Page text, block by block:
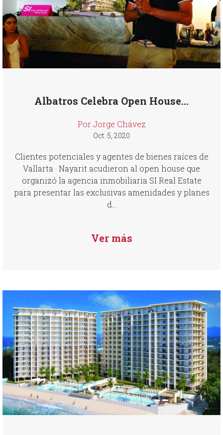
Albatros Celebra Open House...
Por Jorge Chávez
Oct. 5, 2020
Clientes potenciales y agentes de bienes raíces de
Vallarta · Nayarit acudieron al open house que
organizó la agencia inmobiliaria SI Real Estate
para presentar las exclusivas amenidades y planes
d...
Ver más